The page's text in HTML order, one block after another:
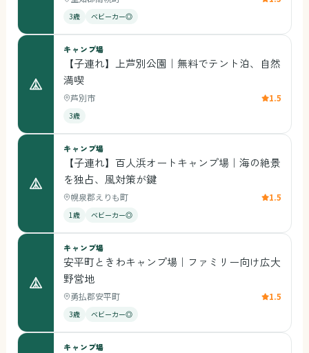
3歳 ベビーカー◎
キャンプ場
【子連れ】上芦別公園｜無料でテント泊、自然
満喫
芦別市 1.5
3歳
キャンプ場
【子連れ】百人浜オートキャンプ場｜海の絶景
を独占、風対策が鍵
幌泉郡えりも町 1.5
1歳 ベビーカー◎
キャンプ場
安平町ときわキャンプ場｜ファミリー向け広大
野営地
勇払郡安平町 1.5
3歳 ベビーカー◎
キャンプ場